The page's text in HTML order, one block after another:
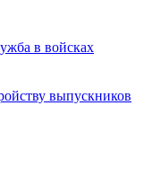
в войсках
выпускников